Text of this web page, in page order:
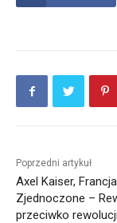
Poprzedni artykuł
Axel Kaiser,
Zjednoczone –
przeciwko